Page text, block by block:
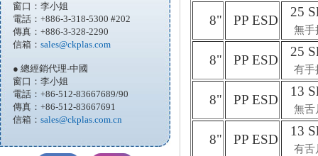
窗口：李小姐
電話：+886-3-318-5300 #202
傳真：+886-3-328-2290
信箱： sales@ckplas.com
● 總經銷代理-中國
窗口：李小姐
電話：+86-512-83667689/90
傳真：+86-512-83667691
信箱： sales@ckplas.com.cn
8" PP ESD
25
無手
8" PP ESD
25
有手
8" PP ESD
13
無舌
8" PP ESD
13
有舌